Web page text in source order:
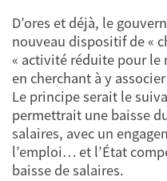
D’ores et déjà, le
nouveau dispositif de «
« activité réduite pour le
en cherchant à y
Le principe serait le
permettrait une baisse
salaires, avec un
l’emploi… et l’État
baisse de salaires.